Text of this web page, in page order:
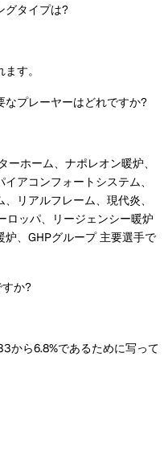
グタイプは?
す。
なプレーヤーはどれですか?
ホーム、ナポレオン暖炉、
アコンフォートシステム、
リアルフレーム、現代炎、
ロッパ、リージェンシー暖炉
、GHPグループ 主要選手で
すか?
から6.8%であるために写って